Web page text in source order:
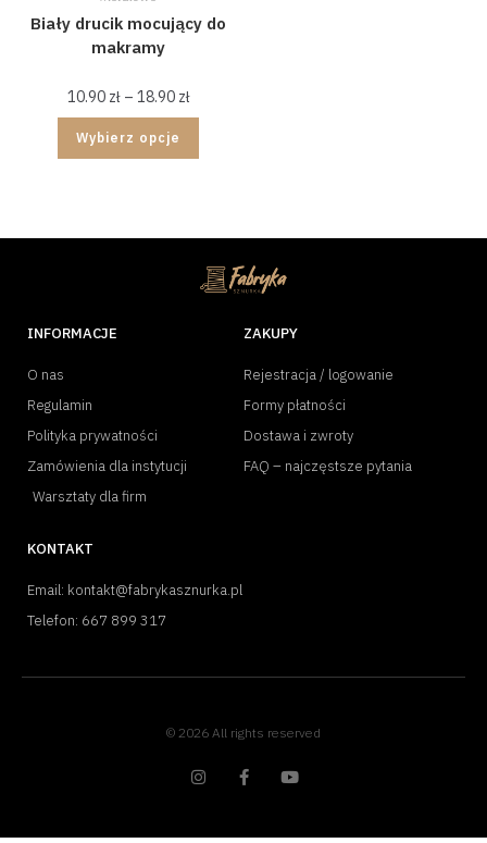
Biały drucik mocujący do
makramy
10.90 zł – 18.90 zł
Wybierz opcje
INFORMACJE
O nas
Regulamin
Polityka prywatności
Zamówienia dla instytucji
Warsztaty dla firm
ZAKUPY
Rejestracja / logowanie
Formy płatności
Dostawa i zwroty
FAQ – najczęstsze pytania
KONTAKT
Email: kontakt@fabrykasznurka.pl
Telefon: 667 899 317
© 2026 All rights reserved